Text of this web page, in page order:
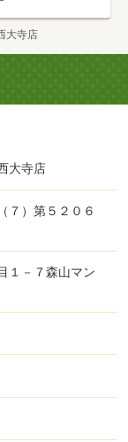
大寺店
大寺店
７）第５２０６
１－７森山マン